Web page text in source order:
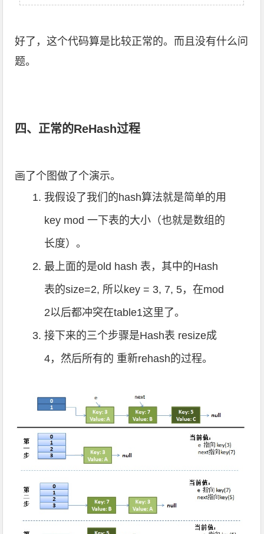
好了，这个代码算是比较正常的。而且没有什么问
题。
四、正常的ReHash过程
画了个图做了个演示。
我假设了我们的hash算法就是简单的用
key mod 一下表的大小（也就是数组的
长度）。
最上面的是old hash 表，其中的Hash
表的size=2, 所以key = 3, 7, 5，在mod
2以后都冲突在table1这里了。
接下来的三个步骤是Hash表 resize成
4，然后所有的 重新rehash的过程。